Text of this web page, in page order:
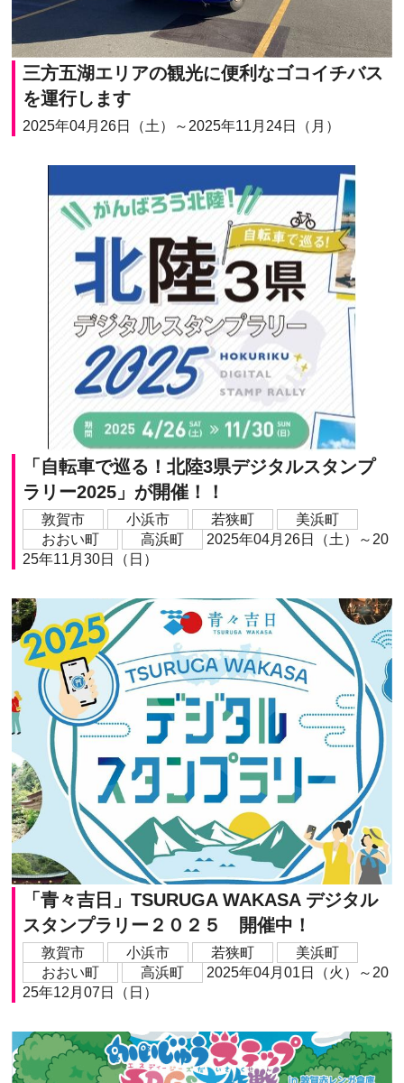
三方五湖エリアの観光に便利なゴコイチバス
を運行します
2025年04月26日（土）～2025年11月24日（月）
「自転車で巡る！北陸3県デジタルスタンプ
ラリー2025」が開催！！
敦賀市 小浜市 若狭町
美浜町
おおい町
高浜町
2025年04月26日（土）～20
25年11月30日（日）
「青々吉日」TSURUGA WAKASA デジタル
スタンプラリー２０２５ 開催中！
敦賀市 小浜市 若狭町
美浜町
おおい町
高浜町
2025年04月01日（火）～20
25年12月07日（日）